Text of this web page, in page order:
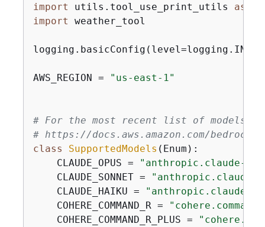
import utils.tool_use_print_utils as
import weather_tool
AWS_REGION = "us-east-1"
# For the most recent list of models
# https://docs.aws.amazon.com/
class
SupportedModels ( Enum ):
    CLAUDE_OPUS =
"anthropic.claude-3-
    CLAUDE_SONNET =
"anthropic.claude-
    CLAUDE_HAIKU =
"anthropic.claude-3-
    COHERE_COMMAND_R =
    COHERE_COMMAND_R_PLUS =